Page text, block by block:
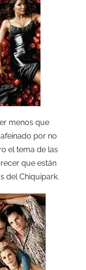
menos que
por no
el tema de las
que están
del Chiquipark.